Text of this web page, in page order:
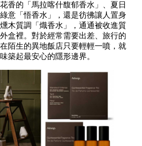
香的「馬拉喀什馥郁香水」、夏日
意「悟香水」，還是彷彿讓人置身
木質調「熾香水」，通通被收進質
盒裡。對於經常需要出差、旅行的
陌生的異地飯店只要輕輕一噴，就
築起最安心的隱形邊界。